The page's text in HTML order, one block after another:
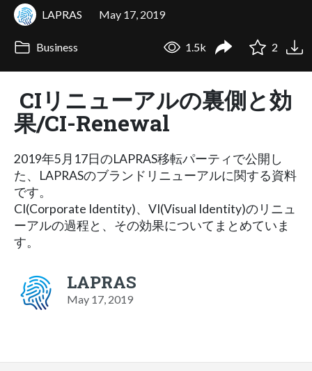
LAPRAS May 17, 2019
Business 1.5k 2
CIリニューアルの裏側と効
果/CI-Renewal
2019年5月17日のLAPRAS移転パーティで公開し
た、LAPRASのブランドリニューアルに関する資料
です。
CI(Corporate Identity)、VI(Visual Identity)のリニュ
ーアルの過程と、その効果についてまとめていま
す。
LAPRAS
May 17, 2019